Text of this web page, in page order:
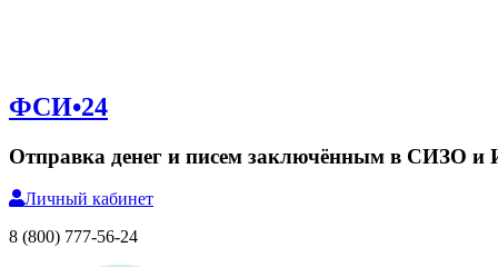
ФСИ•24
Отправка денег и писем заключённым в СИЗО и
Личный кабинет
8 (800) 777-56-24